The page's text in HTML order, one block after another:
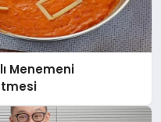
Menemeni